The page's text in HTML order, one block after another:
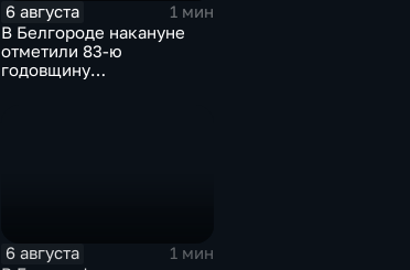
6 августа
1 мин
В Белгороде накануне
отметили 83-ю
годовщину
6 августа
1 мин